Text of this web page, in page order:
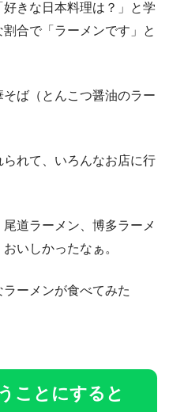
きな日本料理は？」と学
合で「ラーメンです」と
ば（とんこつ醤油のラー
れて、いろんなお店に行
道ラーメン、博多ラーメ
いしかったなぁ。
ーメンが食べてみた
ことにすると